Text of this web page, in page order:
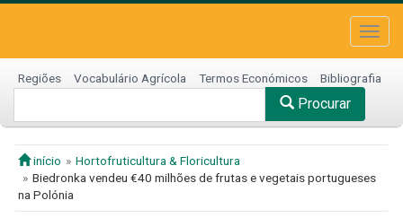
Regiões Vocabulário Agrícola Termos Económicos Bibliografia
Procurar
início
Hortofruticultura & Floricultura
Biedronka vendeu €40 milhões de frutas e vegetais portugueses
na Polónia